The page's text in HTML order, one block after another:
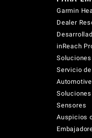
Garmin
Dealer
inReach
Servicio
Automotive
Soluciones
Sensores
Auspicios